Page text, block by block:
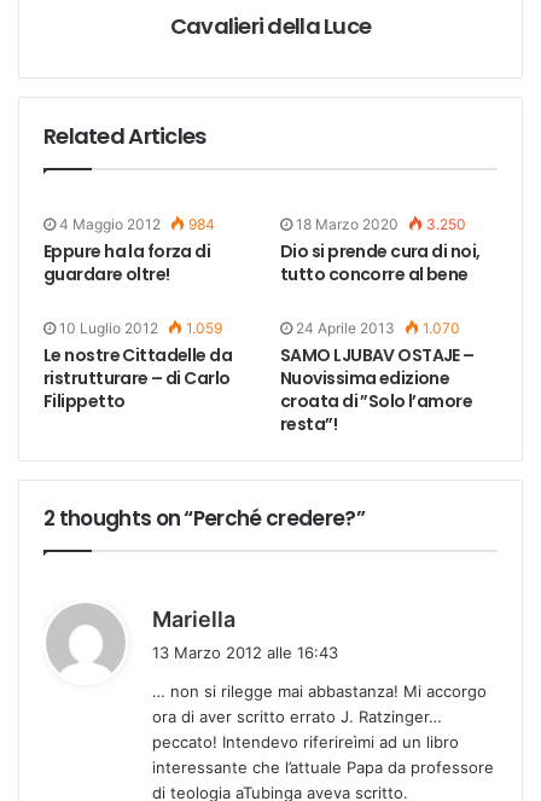
Cavalieri della Luce
Related Articles
4 Maggio 2012 984
Eppure ha la forza di
guardare oltre!
18 Marzo 2020 3.250
Dio si prende cura di noi,
tutto concorre al bene
10 Luglio 2012 1.059
Le nostre Cittadelle da
ristrutturare – di Carlo
Filippetto
24 Aprile 2013 1.070
SAMO LJUBAV OSTAJE –
Nuovissima edizione
croata di ”Solo l’amore
resta”!
2 thoughts on “Perché credere?”
Mariella
e
t
t
13 Marzo 2012 alle 16:43
… non si rilegge mai abbastanza! Mi accorgo
ora di aver scritto errato J. Ratzinger…
peccato! Intendevo riferireìmi ad un libro
interessante che l’attuale Papa da professore
di teologia aTubinga aveva scritto.